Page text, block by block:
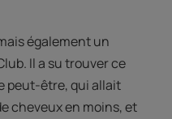
également un
Il a su trouver ce
peut-être, qui allait
cheveux en moins, et